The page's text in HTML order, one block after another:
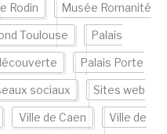
Rodin Musée Romanité
Toulouse Palais
Palais Porte
sociaux Sites web
Ville de Caen Ville de